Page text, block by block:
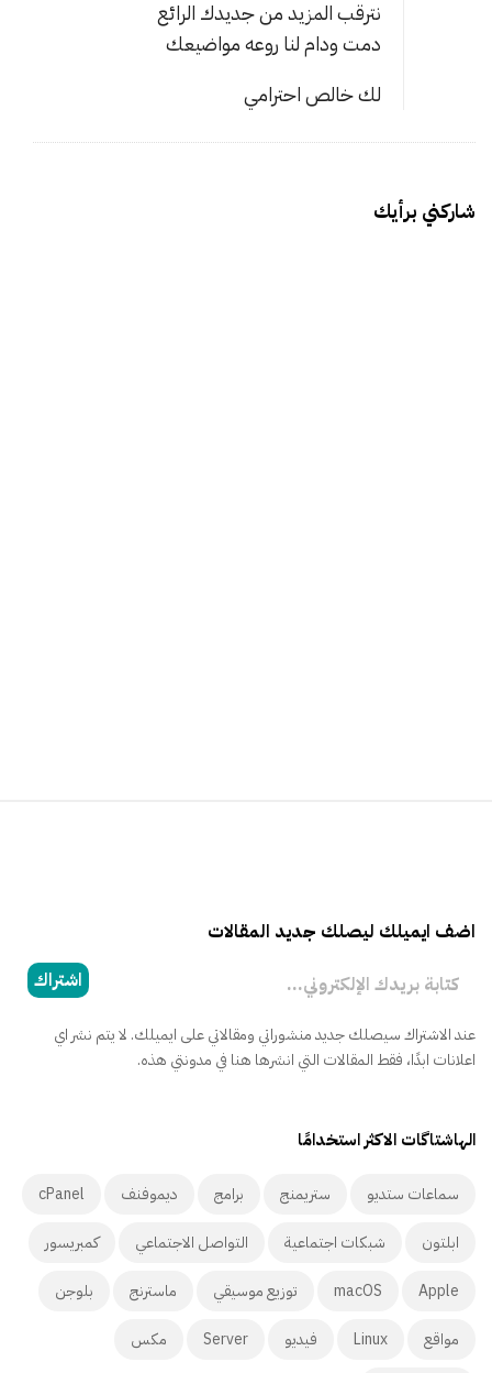
ف
ر
م
نترقب المزيد من جديدك الرائع
دمت ودام لنا روعه مواضيعك
لك خالص احترامي
شاركني برأيك
اضف ايميلك ليصلك جديد المقالات
اشتراك
عند الاشتراك سيصلك جديد منشوراتي ومقالاتي على ايميلك. لا يتم نشر اي
اعلانات ابدًا، فقط المقالات التي انشرها هنا في مدونتي هذه.
الهاشتاگات الاكثر استخدامًا
سماعات ستديو ستريمنج برامج ديموفنف cPanel
ابلتون شبكات اجتماعية التواصل الاجتماعي كمبريسور
Apple
macOS توزيع موسيقي ماسترنج بلوجن
مواقع Linux فيديو Server مكس